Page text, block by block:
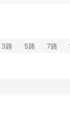
3路 5路 7路